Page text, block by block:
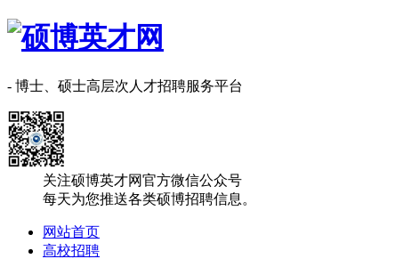
- 博士、硕士高层次人才招聘服务平台
关注硕博英才网官方微信公众号
每天为您推送各类硕博招聘信息。
网站首页
高校招聘